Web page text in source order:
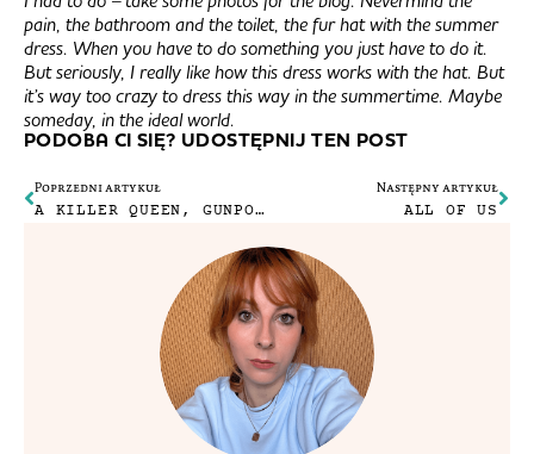
pain, the bathroom and the toilet, the fur hat with the summer
dress. When you have to do something you just have to do it.
But seriously, I really like how this dress works with the hat. But
it’s way too crazy to dress this way in the summertime. Maybe
someday, in the ideal world.
PODOBA CI SIĘ? UDOSTĘPNIJ TEN POST
Poprzedni artykuł
A KILLER QUEEN, GUNPOWDER, GELATINE.
Następny artykuł
ALL OF US